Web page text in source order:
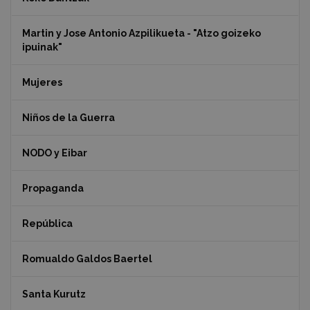
Martin y Jose Antonio Azpilikueta - "Atzo goizeko
ipuinak"
Mujeres
Niños de la Guerra
NODO y Eibar
Propaganda
República
Romualdo Galdos Baertel
Santa Kurutz